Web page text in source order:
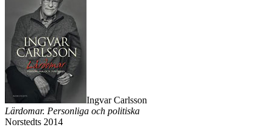
Ingvar Carlsson
Lärdomar. Personliga och politiska
Norstedts 2014